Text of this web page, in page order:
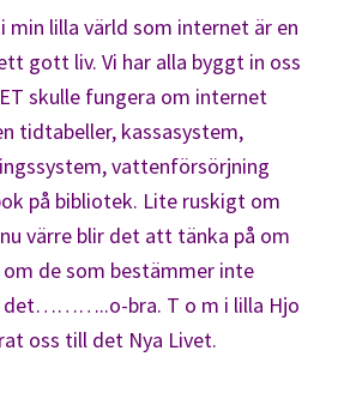
min lilla värld som internet är en
gott liv. Vi har alla byggt in oss
skulle fungera om internet
tidtabeller, kassasystem,
vattenförsörjning
på bibliotek. Lite ruskigt om
värre blir det att tänka på om
de som bestämmer inte
det………..o-bra. T o m i lilla Hjo
oss till det Nya Livet.